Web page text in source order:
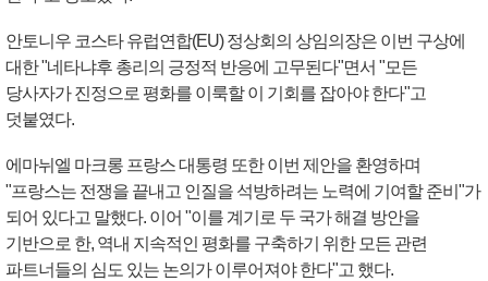
안토니우 코스타 유럽연합(EU) 정상회의 상임의장은 이번 구상에
대한 "네타냐후 총리의 긍정적 반응에 고무된다"면서 "모든
당사자가 진정으로 평화를 이룩할 이 기회를 잡아야 한다"고
덧붙였다.
에마뉘엘 마크롱 프랑스 대통령 또한 이번 제안을 환영하며
"프랑스는 전쟁을 끝내고 인질을 석방하려는 노력에 기여할 준비"가
되어 있다고 말했다. 이어 "이를 계기로 두 국가 해결 방안을
기반으로 한, 역내 지속적인 평화를 구축하기 위한 모든 관련
파트너들의 심도 있는 논의가 이루어져야 한다"고 했다.